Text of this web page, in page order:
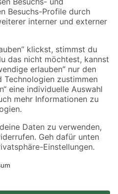
Die dargestellten Angebote sind unter
angegebenen Verfügbarkeiten beziehen
toom Baumarkt. Alle Angebote und
nicht für Artikel mit Speditionsversand, hier